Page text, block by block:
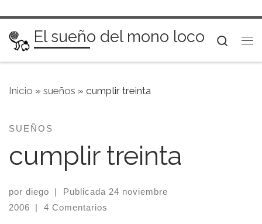
Saltar al contenido
El sueño del mono loco
Inicio » sueños » cumplir treinta
SUEÑOS
cumplir treinta
por diego | Publicada 24 noviembre
2006
| 4 Comentarios